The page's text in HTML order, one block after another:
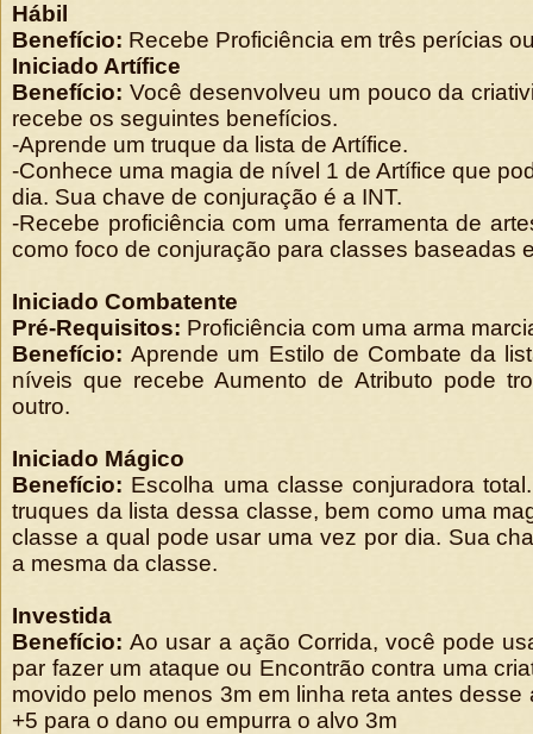
Hábil
Benefício: Recebe Proficiência em três perícias
Iniciado Artífice
Benefício: Você desenvolveu um pouco da
recebe os seguintes benefícios.
-Aprende um truque da lista de Artífice.
-Conhece uma magia de nível 1 de Artífice que
dia. Sua chave de conjuração é a INT.
-Recebe proficiência com uma ferramenta de
como foco de conjuração para classes baseadas
Iniciado Combatente
Pré-Requisitos: Proficiência com uma arma
Benefício:Aprende um Estilo de Combate da
níveis que recebe Aumento de Atributo pode
outro.
Iniciado Mágico
Benefício: Escolha uma classe conjuradora
truques da lista dessa classe, bem como uma
classe a qual pode usar uma vez por dia. Sua
a mesma da classe.
Investida
Benefício:Ao usar a ação Corrida, você pode
par fazer um ataque ou Encontrão contra uma
movido pelo menos 3m em linha reta antes
+5 para o dano ou empurra o alvo 3m